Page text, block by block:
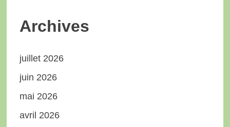
Archives
juillet 2026
juin 2026
mai 2026
avril 2026